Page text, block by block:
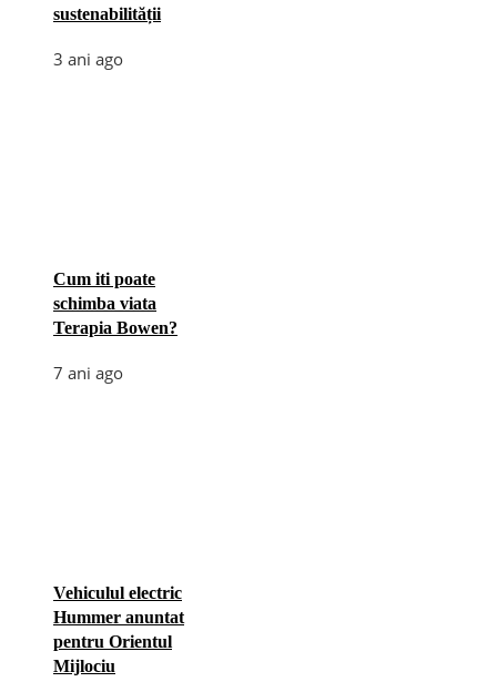
sustenabilității
3 ani ago
Cum iti poate
schimba viata
Terapia Bowen?
7 ani ago
Vehiculul electric
Hummer anuntat
pentru Orientul
Mijlociu